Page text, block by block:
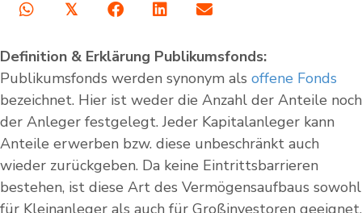
𝕏
Definition & Erklärung Publikumsfonds:
Publikumsfonds werden synonym als offene Fonds
bezeichnet. Hier ist weder die Anzahl der Anteile noch
der Anleger festgelegt. Jeder Kapitalanleger kann
Anteile erwerben bzw. diese unbeschränkt auch
wieder zurückgeben. Da keine Eintrittsbarrieren
bestehen, ist diese Art des Vermögensaufbaus sowohl
für Kleinanleger als auch für Großinvestoren geeignet.